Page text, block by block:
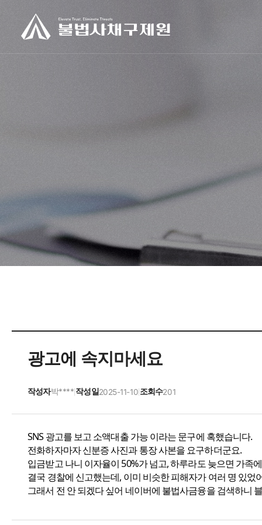
광고에 속지마세요
작성자박**** 작성일2025-11-10 조회수201
SNS 광고를 보고 소액대출 가능 이라는 문구에 혹했습니다.
전화하자마자 신분증 사진과 통장 사본을 요구하더군요.
입금받고 나니 이자율이 50%가 넘고, 하루라도 늦으면 가족
결국 경찰에 신고했는데, 이미 비슷한 피해자가 여러 명 있었
그래서 전 안 되겠다 싶어 네이버에 불법사금융을 검색하니